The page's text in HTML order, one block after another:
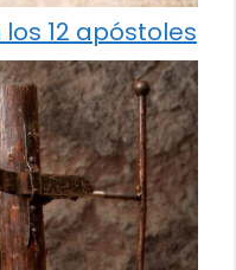
12 apóstoles